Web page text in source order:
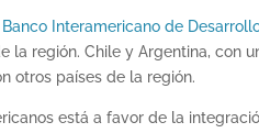
Banco Interamericano de
la región. Chile y Argentina, con
otros países de la región.
está a favor de la